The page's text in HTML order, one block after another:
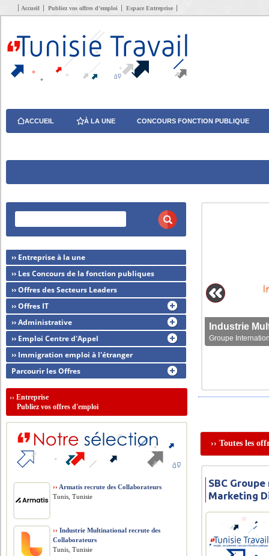
Accueil Publiez vos offres d’emploi Espace Entreprise
ACCUEIL À LA UNE CONCOURS FONCTION PUBLIQUE
Groupe
›› Toutes les
SBC
Marketing
›› Entreprise à la une
›› Les Concours de la fonction publiques
›› Offres des Secteurs Leaders
›› Offres IT
›› Administrative
›› Emploi Centre d'Appel
›› Immigration emploi à l'étranger
Parcourir les Offres
››Entreprise
Publiez vos offres d'emploi
›› Armatis recrute des Collaborateurs
Tunis, Tunisie
›› Industrie Multinational recrute des
Collaborateurs
Tunis, Tunisie